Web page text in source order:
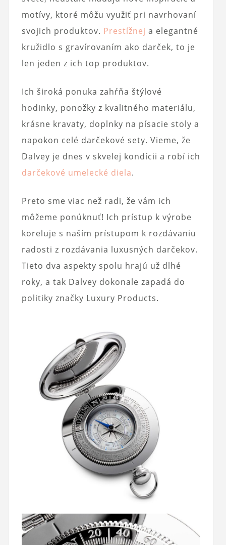
motívy, ktoré môžu využiť pri navrhovaní
svojich produktov. Prestížnej a elegantné
kružidlo s gravírovaním ako darček, to je
len jeden z ich top produktov.
Ich široká ponuka zahŕňa štýlové
hodinky, ponožky z kvalitného materiálu,
krásne kravaty, doplnky na písacie stoly a
napokon celé darčekové sety. Vieme, že
Dalvey je dnes v skvelej kondícii a robí ich
darčekové umelecké diela.
Preto sme viac než radi, že vám ich
môžeme ponúknuť! Ich prístup k výrobe
koreluje s naším prístupom k rozdávaniu
radosti z rozdávania luxusných darčekov.
Tieto dva aspekty spolu hrajú už dlhé
roky, a tak Dalvey dokonale zapadá do
politiky značky Luxury Products.